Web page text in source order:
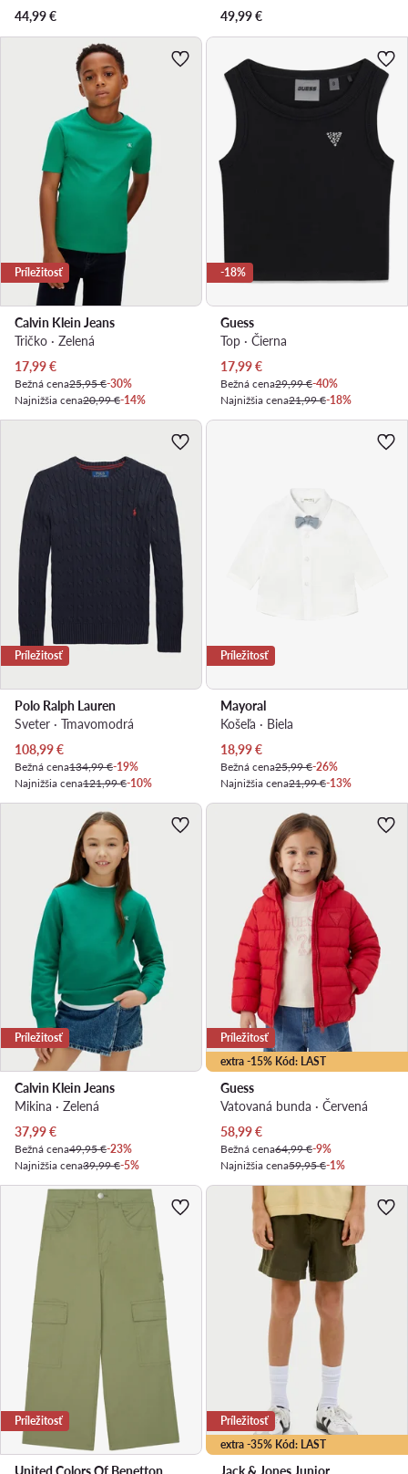
44,99€
49,99€
Príležitosť
Calvin Klein Jeans
Tričko · Zelená
Aktuálna cena
17,99€
Bežná cena25,95 €-30%
Najnižšia cena20,99 €-14%
-18%
Guess
Top · Čierna
Aktuálna cena
17,99€
Bežná cena29,99 €-40%
Najnižšia cena21,99 €-18%
Príležitosť
Polo Ralph Lauren
Sveter · Tmavomodrá
Aktuálna cena
108,99€
Bežná cena134,99 €-19%
Najnižšia cena121,99 €-10%
Príležitosť
Mayoral
Košeľa · Biela
Aktuálna cena
18,99€
Bežná cena25,99 €-26%
Najnižšia cena21,99 €-13%
Príležitosť
Calvin Klein Jeans
Mikina · Zelená
Aktuálna cena
37,99€
Bežná cena49,95 €-23%
Najnižšia cena39,99 €-5%
extra -15% Kód: LAST
Príležitosť
Guess
Vatovaná bunda · Červená
Aktuálna cena
58,99€
Bežná cena64,99 €-9%
Najnižšia cena59,95 €-1%
Príležitosť
United Colors Of Benetton
extra -35% Kód: LAST
Príležitosť
Jack & Jones Junior